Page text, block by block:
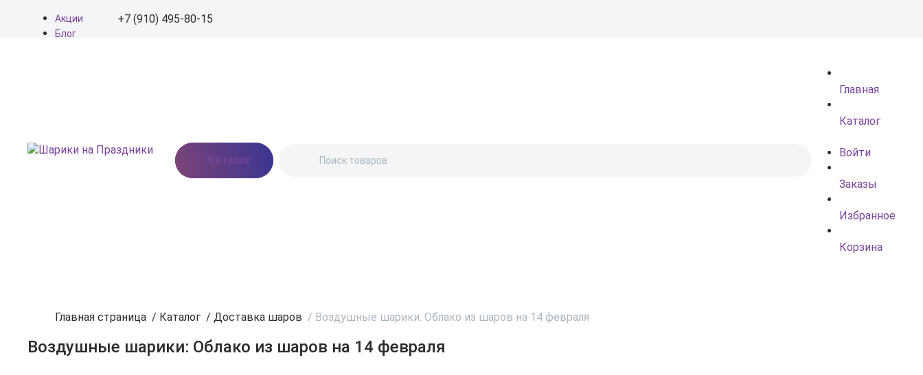
Акции
Блог
+7 (910) 495-80-15
Москва, Востряковское
шоссе, дом 7, стр. 3
Каталог
Главная
Каталог
Войти
Заказы
Избранное
Корзина
Главная страница / Каталог / Доставка шаров / Воздушные шарики: Облако из шаров на 14 февраля
Воздушные шарики: Облако из шаров на 14 февраля